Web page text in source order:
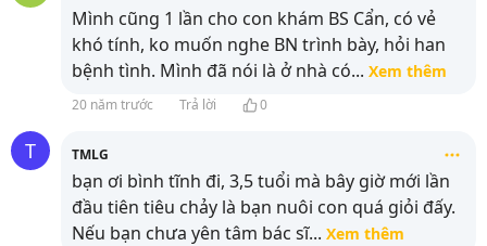
Mình cũng 1 lần cho con khám BS Cẩn, có vẻ
khó tính, ko muốn nghe BN trình bày, hỏi han
bệnh tình. Mình đã nói là ở nhà có... Xem thêm
20 năm trước Trả lời 0
T TMLG
bạn ơi bình tĩnh đi, 3,5 tuổi mà bây giờ mới lần
đầu tiên tiêu chảy là bạn nuôi con quá giỏi đấy.
Nếu bạn chưa yên tâm bác sĩ... Xem thêm